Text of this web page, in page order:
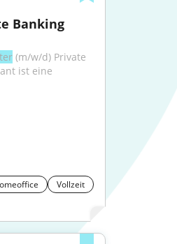
Banking
(m/w/d) Private
ist eine
Vollzeit